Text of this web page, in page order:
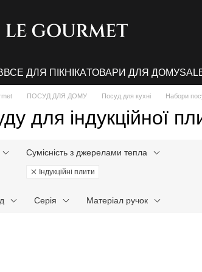
ВСЕ ДЛЯ ПІКНІКАТОВАРИ ДЛЯ ДОМУ
ПОСУД ДЛЯ ДОМУ Посуд для кухні Набори
для індукційної
Сумісність з джерелами тепла
Індукційні плити
Серія Матеріал ручок